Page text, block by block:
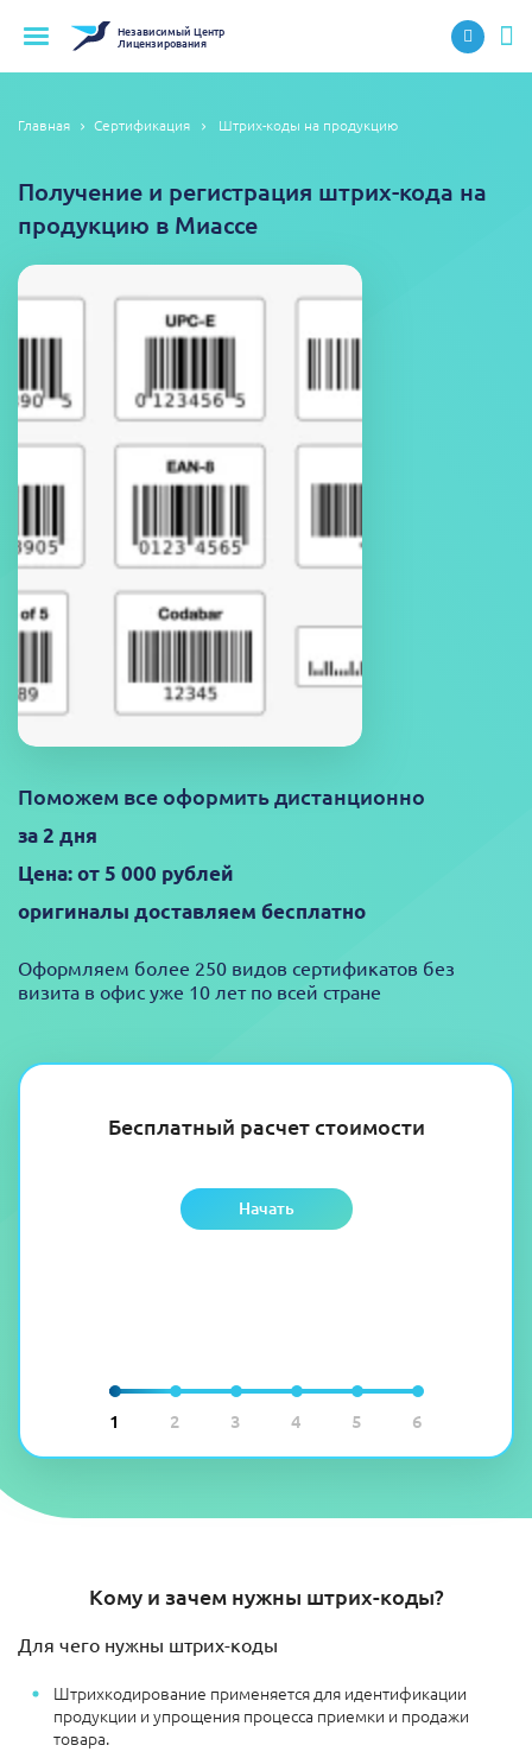
НезависимыйЦентр
Лицензирования
Главная Сертификация Штрих-коды на продукцию
1 2 3 4 5 6
Бесплатный расчет стоимости
Начать
Получение и регистрация штрих-кода на
продукцию в Миассе
Поможем все оформить дистанционно
за 2 дня
Цена: от 5 000 рублей
оригиналы доставляем бесплатно
Оформляем более 250 видов сертификатов без
визита в офис уже 10 лет по всей стране
Кому и зачем нужны штрих-коды?
Для чего нужны штрих-коды
Штрихкодирование применяется для идентификации
продукции и упрощения процесса приемки и продажи
товара.